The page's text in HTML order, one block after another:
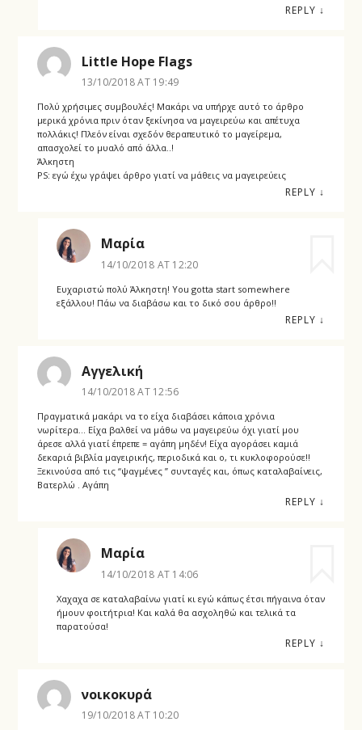
REPLY ↓
Little Hope Flags
13/10/2018 AT 19:49
Πολύ χρήσιμες συμβουλές! Μακάρι να υπήρχε αυτό το άρθρο
μερικά χρόνια πριν όταν ξεκίνησα να μαγειρεύω και απέτυχα
πολλάκις! Πλεόν είναι σχεδόν θεραπευτικό το μαγείρεμα,
απασχολεί το μυαλό από άλλα..!
Άλκηστη
PS: εγώ έχω γράψει άρθρο γιατί να μάθεις να μαγειρεύεις
REPLY ↓
Μαρία
14/10/2018 AT 12:20
Ευχαριστώ πολύ Άλκηστη! You gotta start somewhere
εξάλλου! Πάω να διαβάσω και το δικό σου άρθρο!!
REPLY ↓
Αγγελική
14/10/2018 AT 12:56
Πραγματικά μακάρι να το είχα διαβάσει κάποια χρόνια
νωρίτερα… Είχα βαλθεί να μάθω να μαγειρεύω όχι γιατί μου
άρεσε αλλά γιατί έπρεπε = αγάπη μηδέν! Είχα αγοράσει καμιά
δεκαριά βιβλία μαγειρικής, περιοδικά και ο, τι κυκλοφορούσε!!
Ξεκινούσα από τις “ψαγμένες ” συνταγές και, όπως καταλαβαίνεις,
Βατερλώ . Αγάπη
REPLY ↓
Μαρία
14/10/2018 AT 14:06
Χαχαχα σε καταλαβαίνω γιατί κι εγώ κάπως έτσι πήγαινα όταν
ήμουν φοιτήτρια! Και καλά θα ασχοληθώ και τελικά τα
παρατούσα!
REPLY ↓
νοικοκυρά
19/10/2018 AT 10:20